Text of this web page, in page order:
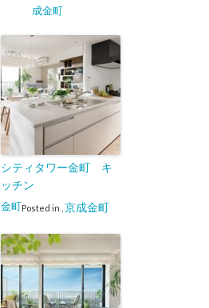
成金町
シティタワー金町 キ
ッチン
Posted in
金町 京成金町